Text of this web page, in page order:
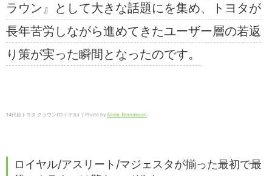
ラウン』として大きな話題にを集め、トヨタが
長年苦労しながら進めてきたユーザー層の若返
り策が実った瞬間となったのです。
14代目トヨタ クラウン(ロイヤル) / Photo by Amila Tennakoon
ロイヤル/アスリート/マジェスタが揃った最初で最